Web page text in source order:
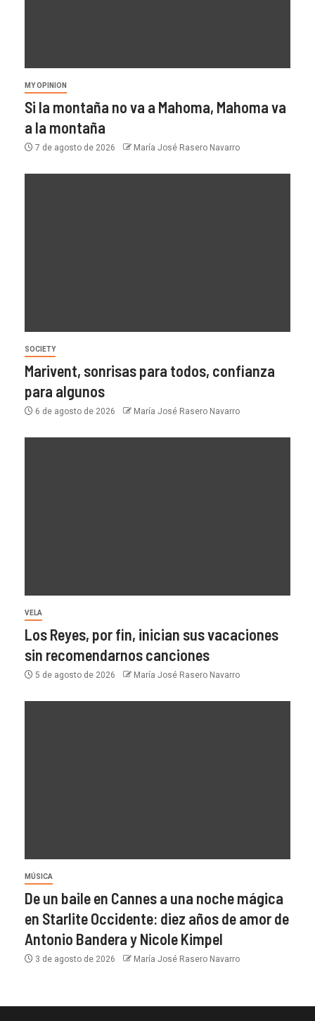
MY OPINION
Si la montaña no va a Mahoma, Mahoma va
a la montaña
7 de agosto de 2026 María José Rasero Navarro
SOCIETY
Marivent, sonrisas para todos, confianza
para algunos
6 de agosto de 2026 María José Rasero Navarro
VELA
Los Reyes, por fin, inician sus vacaciones
sin recomendarnos canciones
5 de agosto de 2026 María José Rasero Navarro
MÚSICA
De un baile en Cannes a una noche mágica
en Starlite Occidente: diez años de amor de
Antonio Bandera y Nicole Kimpel
3 de agosto de 2026 María José Rasero Navarro